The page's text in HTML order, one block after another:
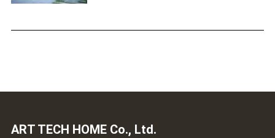
ART TECH HOME Co., Ltd.